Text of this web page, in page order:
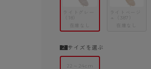
（18）
在庫なし
ュ（387）
在庫なし
サイズを選ぶ
22～24cm